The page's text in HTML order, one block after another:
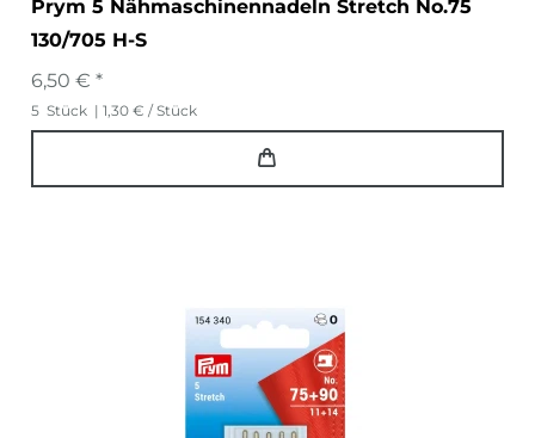
Prym 5 Nähmaschinennadeln Stretch No.75
130/705 H-S
6,50 € *
5 Stück | 1,30 € / Stück